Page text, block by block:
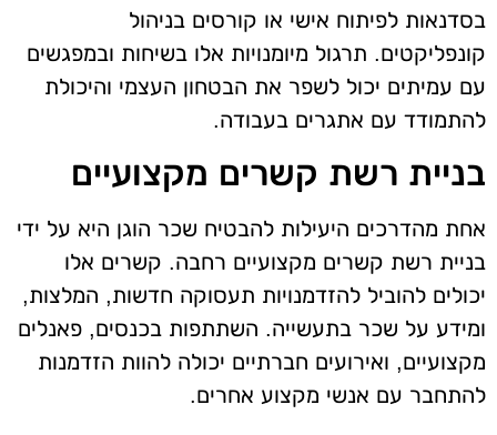
בסדנאות לפיתוח אישי או קורסים בניהול
קונפליקטים. תרגול מיומנויות אלו בשיחות ובמפגשים
עם עמיתים יכול לשפר את הבטחון העצמי והיכולת
להתמודד עם אתגרים בעבודה.
בניית רשת קשרים מקצועיים
אחת מהדרכים היעילות להבטיח שכר הוגן היא על ידי
בניית רשת קשרים מקצועיים רחבה. קשרים אלו
יכולים להוביל להזדמנויות תעסוקה חדשות, המלצות,
ומידע על שכר בתעשייה. השתתפות בכנסים, פאנלים
מקצועיים, ואירועים חברתיים יכולה להוות הזדמנות
להתחבר עם אנשי מקצוע אחרים.